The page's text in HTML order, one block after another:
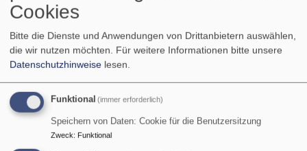
aufgrund der folgenden Unvereinbarkeiten und
Ausnahmen teilweise mit dem
Einschränkungen in der
Barrierefreiheit beim Theme
Cookies
Bitte die Dienste und Anwendungen von Drittanbietern auswählen,
die wir nutzen möchten. Für weitere Informationen bitte unsere
Datenschutzhinweise lesen.
Funktional (immer erforderlich)
Speichern von Daten: Cookie für die Benutzersitzung
Zweck: Funktional